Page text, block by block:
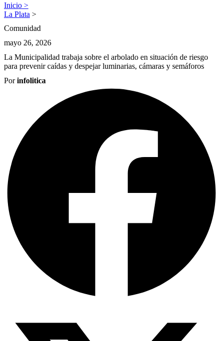
Inicio >
La Plata >
Comunidad
mayo 26, 2026
La Municipalidad trabaja sobre el arbolado en situación de riesgo
para prevenir caídas y despejar luminarias, cámaras y semáforos
Porinfolitica